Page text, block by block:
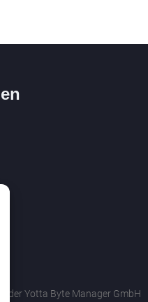
der Yotta Byte Manager GmbH